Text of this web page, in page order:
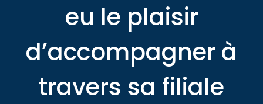
eu le plaisir
d’accompagner à
travers sa filiale